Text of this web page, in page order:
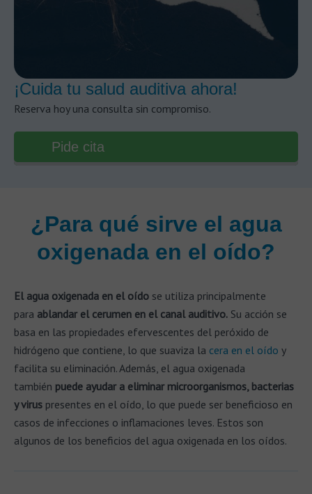
¡Cuida tu salud auditiva ahora!
Reserva hoy una consulta sin compromiso.
Pide cita
¿Para qué sirve el agua
oxigenada en el oído?
El agua oxigenada en el oído se utiliza principalmente
para ablandar el cerumen en el canal auditivo. Su acción se
basa en las propiedades efervescentes del peróxido de
hidrógeno que contiene, lo que suaviza la cera en el oído y
facilita su eliminación. Además, el agua oxigenada
también puede ayudar a eliminar microorganismos, bacterias
y virus presentes en el oído, lo que puede ser beneficioso en
casos de infecciones o inflamaciones leves. Estos son
algunos de los beneficios del agua oxigenada en los oídos.